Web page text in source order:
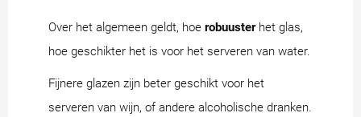
Over het algemeen geldt, hoe robuuster het glas,
hoe geschikter het is voor het serveren van water.
Fijnere glazen zijn beter geschikt voor het
serveren van wijn, of andere alcoholische dranken.